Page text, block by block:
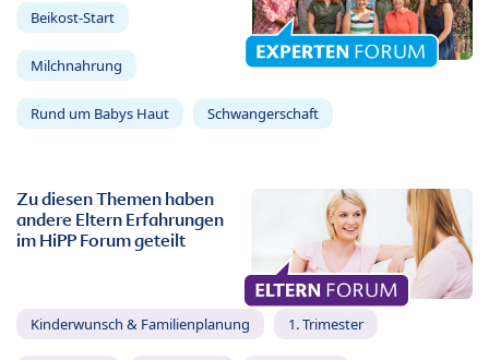
Beikost-Start
Milchnahrung
Rund um Babys Haut Schwangerschaft
Zu diesen Themen haben
andere Eltern Erfahrungen
im HiPP Forum geteilt
Kinderwunsch & Familienplanung 1. Trimester